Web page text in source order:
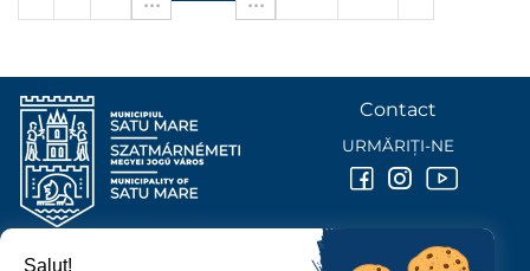
Contact
URMĂRIȚI-NE
Salut!